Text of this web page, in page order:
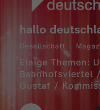
hallo
Gesellschaft
Einige Themen:
Bahnhofsviertel
Gustaf /